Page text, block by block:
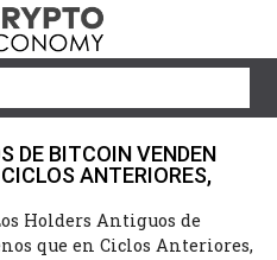
DE BITCOIN VENDEN
ANTERIORES,
Holders Antiguos de
que en Ciclos Anteriores,